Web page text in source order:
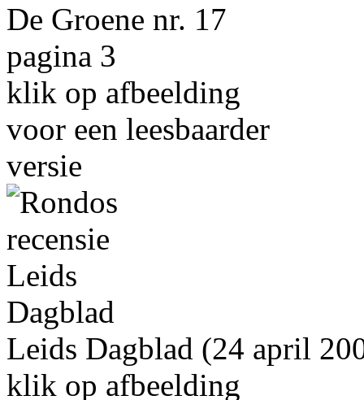
De Groene nr. 17
pagina 3
klik op afbeelding
voor een leesbaarder
versie
Leids Dagblad (24 april
klik op afbeelding